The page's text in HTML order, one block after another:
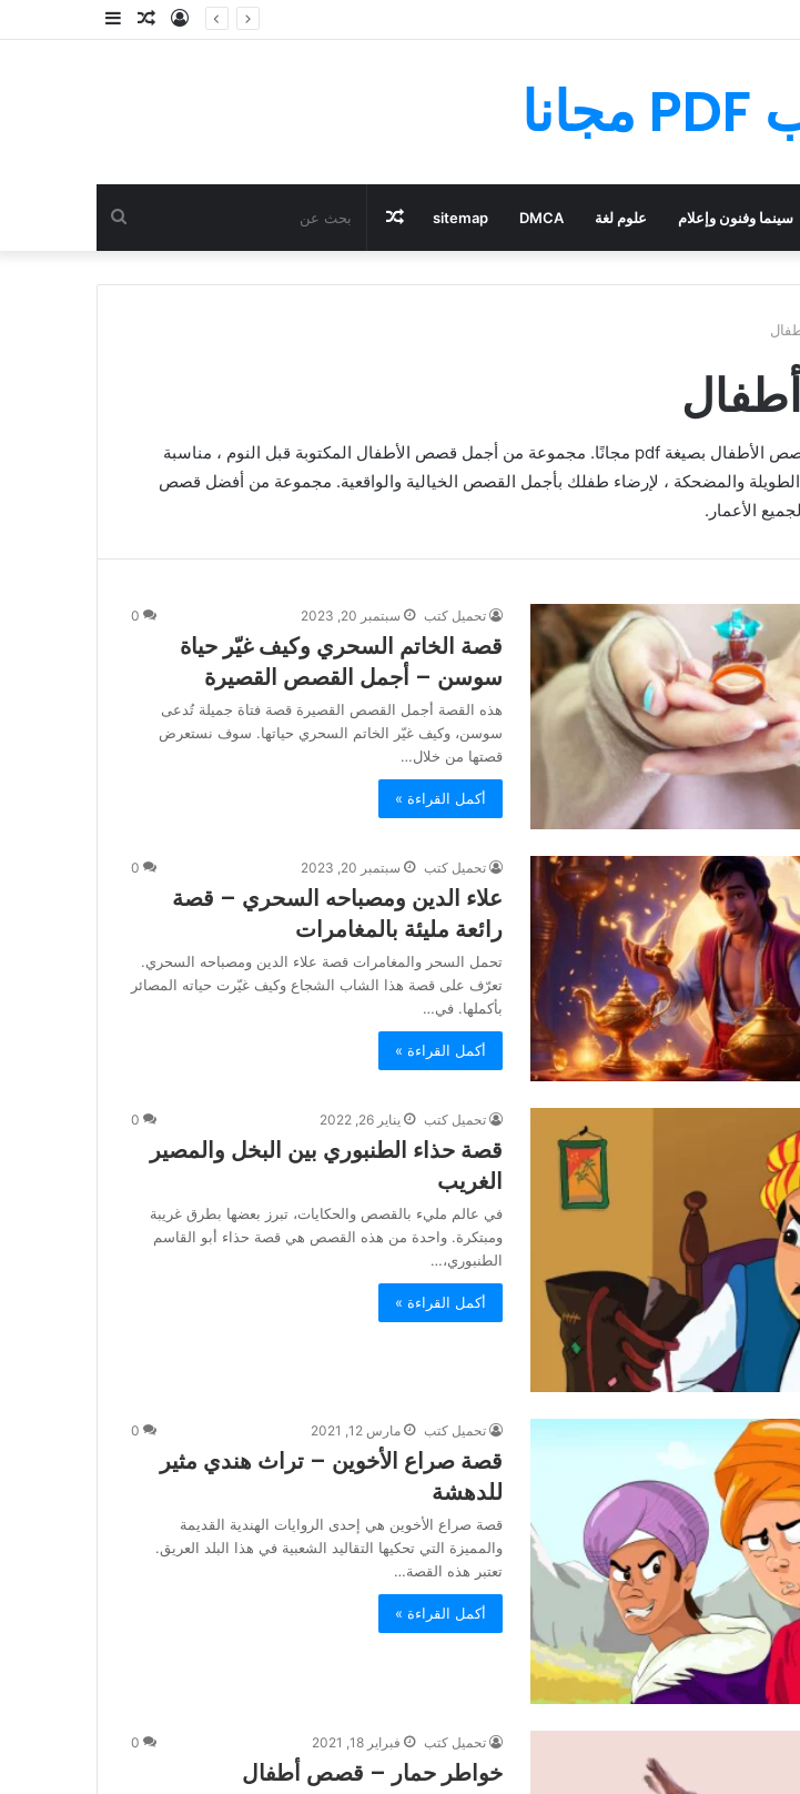
مقال تسجيل
سينما وفنون وإعلام علوم لغة DMCA
sitemap
عن
مقال
عشوائي
قم بتنزيل وقراءة قصص الأطفال بصيغة pdf مجانًا. مجموعة من أجمل قصص الأطفال المكتوبة قبل النوم ، مناسبة
الطويلة والمضحكة ، لإرضاء طفلك بأجمل القصص الخيالية والواقعية. مجموعة من أفضل قصص
الأعمار.
تحميل كتب سبتمبر 20, 2023 0
قصة الخاتم السحري وكيف غيّر حياة
سوسن – أجمل القصص القصيرة
هذه القصة أجمل القصص القصيرة قصة فتاة جميلة تُدعى
سوسن، وكيف غيّر الخاتم السحري حياتها. سوف نستعرض
قصتها من خلال…
أكمل القراءة »
تحميل كتب سبتمبر 20, 2023 0
علاء الدين ومصباحه السحري – قصة
رائعة مليئة بالمغامرات
تحمل السحر والمغامرات قصة علاء الدين ومصباحه السحري.
تعرّف على قصة هذا الشاب الشجاع وكيف غيّرت حياته المصائر
بأكملها. في…
أكمل القراءة »
تحميل كتب يناير 26, 2022 0
قصة حذاء الطنبوري بين البخل والمصير
الغريب
في عالم مليء بالقصص والحكايات، تبرز بعضها بطرق غريبة
ومبتكرة. واحدة من هذه القصص هي قصة حذاء أبو القاسم
الطنبوري،…
أكمل القراءة »
تحميل كتب مارس 12, 2021 0
قصة صراع الأخوين – تراث هندي مثير
للدهشة
قصة صراع الأخوين هي إحدى الروايات الهندية القديمة
والمميزة التي تحكيها التقاليد الشعبية في هذا البلد العريق.
تعتبر هذه القصة…
أكمل القراءة »
تحميل كتب فبراير 18, 2021 0
خواطر حمار – قصص أطفال